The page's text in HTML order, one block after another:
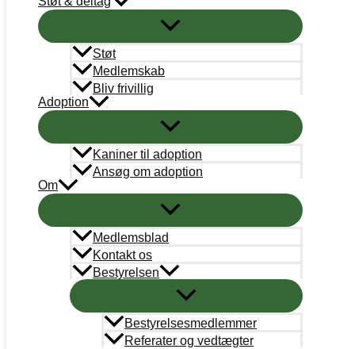
Støt
Medlemskab
Bliv frivillig
Adoption
Kaniner til adoption
Ansøg om adoption
Om
Medlemsblad
Kontakt os
Bestyrelsen
Bestyrelsesmedlemmer
Referater og vedtægter
CVRnr.: 38787101
AkutTeam
akutteam@kaninvaernet.dk
Vores arbejde
Bestyrelse
Adoption
Læringsportal